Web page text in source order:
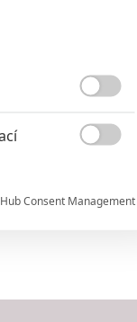
akční fantasy
Spider-Man:
máme čekat
Velké preview:
maximálně


Consent Management